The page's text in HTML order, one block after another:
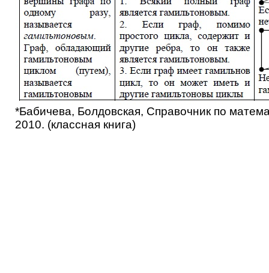
*Бабичева, Болдовская, Справочник по
2010. (классная книга)